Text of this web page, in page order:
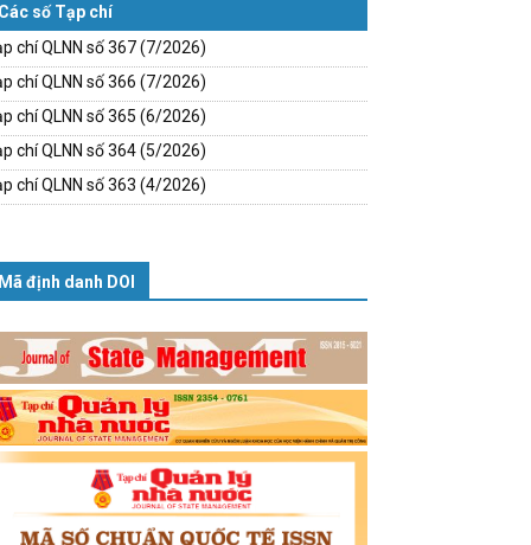
Các số Tạp chí
chí QLNN số 367 (7/2026)
chí QLNN số 366 (7/2026)
chí QLNN số 365 (6/2026)
chí QLNN số 364 (5/2026)
chí QLNN số 363 (4/2026)
Mã định danh DOI